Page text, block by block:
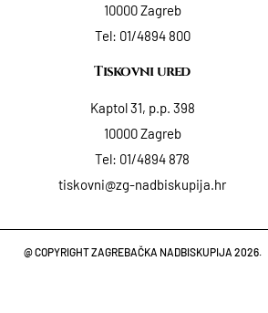
10000 Zagreb
Tel: 01/4894 800
Tiskovni ured
Kaptol 31, p.p. 398
10000 Zagreb
Tel: 01/4894 878
tiskovni@zg-nadbiskupija.hr
@ COPYRIGHT ZAGREBAČKA NADBISKUPIJA 2026.